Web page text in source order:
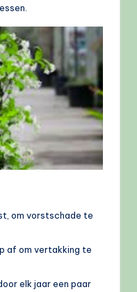
om vorstschade te
af om vertakking te
elk jaar een paar